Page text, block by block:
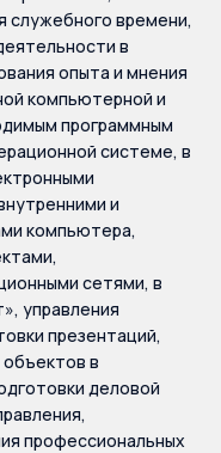
служебного времени,
в
опыта и мнения
компьютерной и
программным
системе, в
и
компьютера,
сетями, в
управления
презентаций,
объектов в
деловой
профессиональных